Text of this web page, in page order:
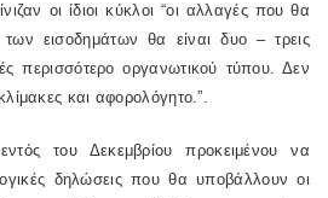
οι ίδιοι κύκλοι “οι αλλαγές που θα
εισοδημάτων θα είναι δυο – τρεις
περισσότερο οργανωτικού τύπου. Δεν
και αφορολόγητο.”.
του Δεκεμβρίου προκειμένου να
δηλώσεις που θα υποβάλλουν οι